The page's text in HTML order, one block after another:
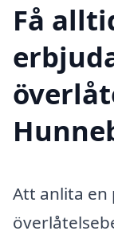
Få
Att anlita en